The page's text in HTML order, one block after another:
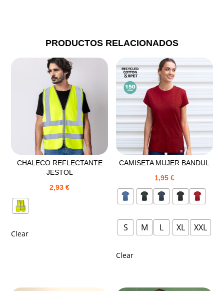
PRODUCTOS RELACIONADOS
CHALECO REFLECTANTE
JESTOL
2,93€
Clear
CAMISETA MUJER BANDUL
1,95 €
S M L XL XXL
Clear